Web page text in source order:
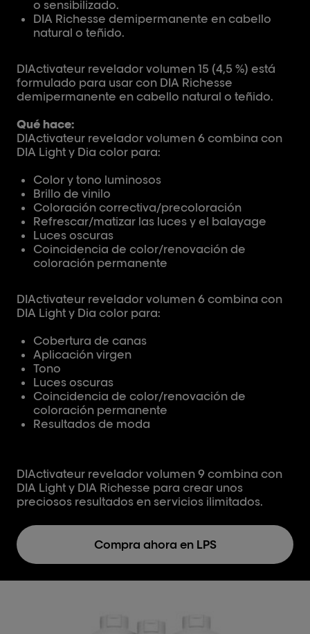
o sensibilizado.
DIA Richesse demipermanente en cabello
natural o teñido.
DIActivateur revelador volumen 15 (4,5 %) está
formulado para usar con DIA Richesse
demipermanente en cabello natural o teñido.
Qué hace:
DIActivateur revelador volumen 6 combina con
DIA Light y Dia color para:
Color y tono luminosos
Brillo de vinilo
Coloración correctiva/precoloración
Refrescar/matizar las luces y el balayage
Luces oscuras
Coincidencia de color/renovación de
coloración permanente
DIActivateur revelador volumen 6 combina con
DIA Light y Dia color para:
Cobertura de canas
Aplicación virgen
Tono
Luces oscuras
Coincidencia de color/renovación de
coloración permanente
Resultados de moda
DIActivateur revelador volumen 9 combina con
DIA Light y DIA Richesse para crear unos
preciosos resultados en servicios ilimitados.
Compra ahora en LPS